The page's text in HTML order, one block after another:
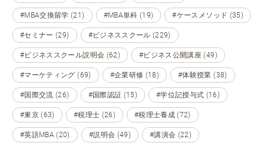
#MBA交換留学 (21) #MBA単科 (19) #ケースメソッド (35)
#セミナー (29) #ビジネススクール (229)
#ビジネススクール説明会 (62) #ビジネス公開講座 (49)
#マーケティング (69) #企業研修 (18) #体験授業 (38)
#国際交流 (26) #国際認証 (15) #学位記授与式 (16)
#東京 (63) #税理士 (26) #税理士養成 (72)
#英語MBA (20) #説明会 (49) #講演会 (22)